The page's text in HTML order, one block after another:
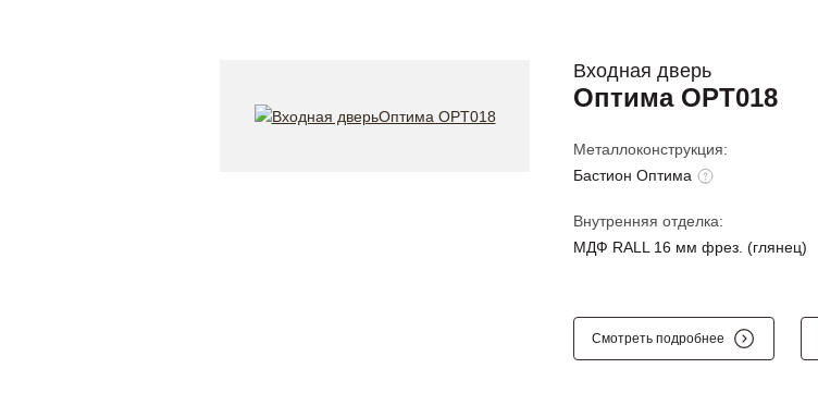
Входная дверь
Оптима OPT018
Металлоконструкция:
Бастион Оптима
Внутренняя отделка:
МДФ RALL 16 мм фрез. (глянец)
Смотреть подробнее